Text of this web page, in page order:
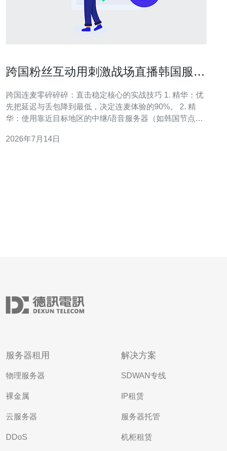
跨国粉丝互动用刺激战场直播韩国服务
跨国连麦零碎碎碎：直击稳定核心的实战技巧 1. 精华：优
先把延迟与丢包降到最低，决定连麦体验的90%。 2. 精
华：使用靠近目标地区的中继/语音服务器（如韩国节点）
化，才是真正把握直播稳定性的关键。 随着跨国粉丝互动
2026年7月14日
服务器租用
物理服务器
裸金属
云服务器
DDoS
解决方案
SDWAN专线
IP租赁
服务器托管
机柜租赁